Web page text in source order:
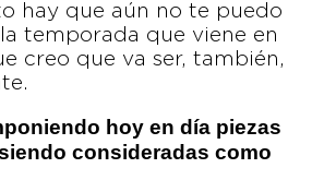
hay que aún no te puedo
temporada que viene en
creo que va ser, también,
hoy en día piezas
consideradas como